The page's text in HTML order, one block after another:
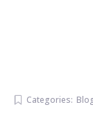
Categories: